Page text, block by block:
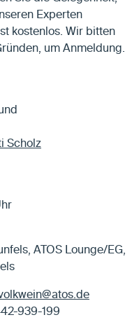
Experten
kostenlos. Wir bitten
um Anmeldung.
Scholz
ATOS Lounge/EG,
939-199